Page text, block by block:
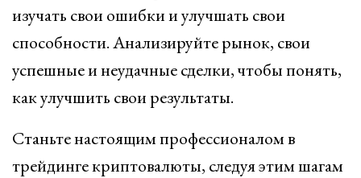
изучать свои ошибки и улучшать свои
способности. Анализируйте рынок, свои
успешные и неудачные сделки, чтобы понять,
как улучшить свои результаты.
Станьте настоящим профессионалом в
трейдинге криптовалюты, следуя этим шагам